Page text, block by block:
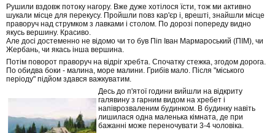
Рушили вздовж потоку нагору. Вже дуже хотілося їсти, тож ми активно
шукали місце для перекусу. Пройшли повз кар'єр і, врешті, знайшли місце
праворуч над струмком з лавками і столом. По дорозі попереду видно
якусь вершину. Красиво.
Але досі достеменно не відомо чи то був Піп Іван Мармароський (ПІМ), чи
Жербань, чи якась інша вершина.
Потім поворот праворуч на відріг хребта. Спочатку стежка, згодом дорога.
По обидва боки - малина, море малини. Грибів мало. Після "міського
періоду" підйом здався важкуватим.
Десь до п'ятої години вийшли на відкриту
галявину з гарним видом на хребет і
напіврозваленим будинком. В будинку навіть
лишилася одна маленька кімната, де при
бажанні може переночувати 3-4 чоловіка.